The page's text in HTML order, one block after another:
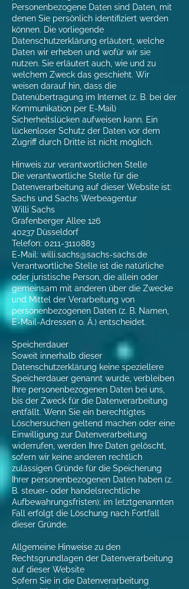
Personenbezogene Daten sind Daten, mit
denen Sie persönlich identifiziert werden
können. Die vorliegende
Datenschutzerklärung erläutert, welche
Daten wir erheben und wofür wir sie
nutzen. Sie erläutert auch, wie und zu
welchem Zweck das geschieht. Wir
weisen darauf hin, dass die
Datenübertragung im Internet (z. B. bei der
Kommunikation per E-Mail)
Sicherheitslücken aufweisen kann. Ein
lückenloser Schutz der Daten vor dem
Zugriff durch Dritte ist nicht möglich.
Hinweis zur verantwortlichen Stelle
Die verantwortliche Stelle für die
Datenverarbeitung auf dieser Website ist:
Sachs und Sachs Werbeagentur
Willi Sachs
Grafenberger Allee 126
40237 Düsseldorf
Telefon: 0211-3110883
E-Mail: willi.sachs@sachs-sachs.de
Verantwortliche Stelle ist die natürliche
oder juristische Person, die allein oder
gemeinsam mit anderen über die Zwecke
und Mittel der Verarbeitung von
personenbezogenen Daten (z. B. Namen,
E-Mail-Adressen o. Ä.) entscheidet.
Speicherdauer
Soweit innerhalb dieser
Datenschutzerklärung keine speziellere
Speicherdauer genannt wurde, verbleiben
Ihre personenbezogenen Daten bei uns,
bis der Zweck für die Datenverarbeitung
entfällt. Wenn Sie ein berechtigtes
Löschersuchen geltend machen oder eine
Einwilligung zur Datenverarbeitung
widerrufen, werden Ihre Daten gelöscht,
sofern wir keine anderen rechtlich
zulässigen Gründe für die Speicherung
Ihrer personenbezogenen Daten haben (z.
B. steuer- oder handelsrechtliche
Aufbewahrungsfristen); im letztgenannten
Fall erfolgt die Löschung nach Fortfall
dieser Gründe.
Allgemeine Hinweise zu den
Rechtsgrundlagen der Datenverarbeitung
auf dieser Website
Sofern Sie in die Datenverarbeitung